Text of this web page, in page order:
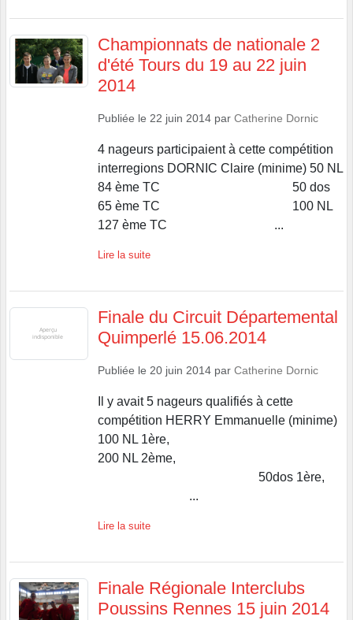
Championnats de nationale 2
d'été Tours du 19 au 22 juin
2014
Publiée le 22 juin 2014 par Catherine Dornic
4 nageurs participaient à cette compétition
interregions DORNIC Claire (minime) 50 NL
84 ème TC 50 dos
65 ème TC 100 NL
127 ème TC ...
Lire la suite
Finale du Circuit Départemental
Quimperlé 15.06.2014
Publiée le 20 juin 2014 par Catherine Dornic
Il y avait 5 nageurs qualifiés à cette
compétition HERRY Emmanuelle (minime)
100 NL 1ère,
200 NL 2ème,
50dos 1ère,
...
Lire la suite
Finale Régionale Interclubs
Poussins Rennes 15 juin 2014